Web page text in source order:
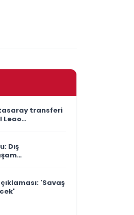
transferi
Leao
Dış
'Savaş